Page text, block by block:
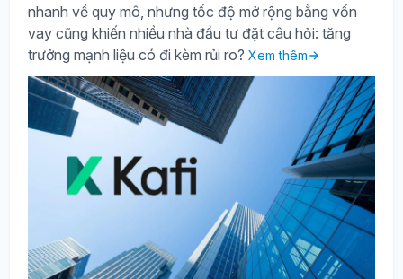
nhanh về quy mô, nhưng tốc độ mở rộng bằng vốn
vay cũng khiến nhiều nhà đầu tư đặt câu hỏi: tăng
trưởng mạnh liệu có đi kèm rủi ro? Xem thêm